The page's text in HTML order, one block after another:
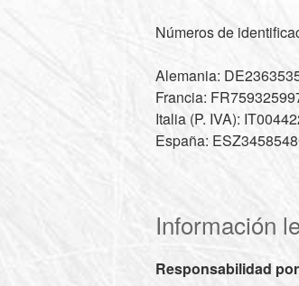
Números de
Alemania:
Francia:
Italia (P. IVA):
España:
Información
Responsabilidad